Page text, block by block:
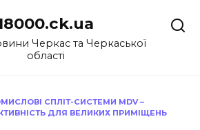
Черкас та Черкаської
області
СПЛІТ-СИСТЕМИ MDV –
ДЛЯ ВЕЛИКИХ ПРИМІЩЕНЬ